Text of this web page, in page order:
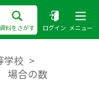
資料をさがす ログイン メニュー
学校
場合の数